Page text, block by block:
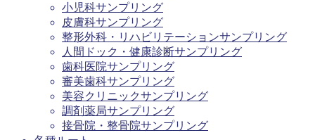
小児科サンプリング
皮膚科サンプリング
整形外科・リハビリテーションサンプリング
人間ドック・健康診断サンプリング
歯科医院サンプリング
審美歯科サンプリング
美容クリニックサンプリング
調剤薬局サンプリング
接骨院・整骨院サンプリング